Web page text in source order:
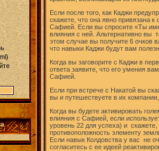
)
Если после того, как Каджи
скажете, что она явно привязана
Сафией. Если вы спросите «Ты
влияния с ней. Альтернативно вы
этом случае вы получите 6 очков
что навыки Каджи будут вам
Когда вы заговорите с Каджи в
ответа заявите, что его умения
Сафией.
Если при встрече с Накатой вы
вы и путешествуете в их
Когда вы будете активировать
влияния с Сафией, если
уровень 22 для успеха) и
противоположность элементу
Если навык Колдовства у вас не
согласитесь с ее идеей